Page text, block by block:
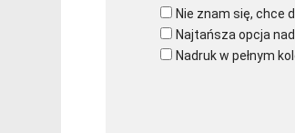
Nie znam się, chce
Najtańsza opcja
Nadruk w pełnym